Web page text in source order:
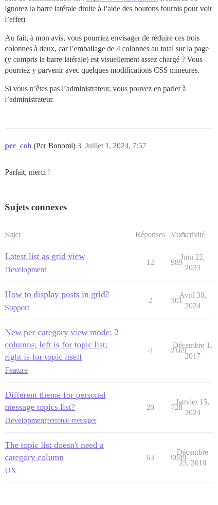
ignorez la barre latérale droite à l’aide des boutons fournis pour voir
l’effet)
Au fait, à mon avis, vous pourriez envisager de réduire ces trois
colonnes à deux, car l’emballage de 4 colonnes au total sur la page
(y compris la barre latérale) est visuellement assez chargé ? Vous
pourriez y parvenir avec quelques modifications CSS mineures.
Si vous n’êtes pas l’administrateur, vous pouvez en parler à
l’administrateur.
per_coh (Per Bonomi) Juillet 1, 2024, 7:57
3
Parfait, merci !
Sujets connexes
Sujet Réponses VuesActivité
Latest list as grid view
Development
12 989
Juin 22,
2023
How to display posts in grid?
Support
2 301
Avril 30,
2024
New per-category view mode: 2
columns; left is for topic list;
right is for topic itself
Feature
4 2169
Décembre 1,
2017
Different theme for personal
message topics list?
Developmentpersonal-messages
20 728
Janvier 15,
2024
The topic list doesn't need a
category column
UX
63 9049
Décembre
23, 2018